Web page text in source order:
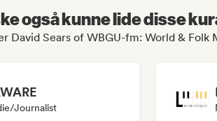
også kunne lide disse
David Sears of WBGU-fm: World & Folk
journalist